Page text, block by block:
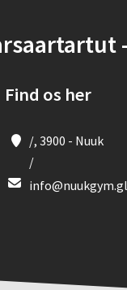
Find os her
/, 3900 - Nuuk
/
info@nuukgym.gl